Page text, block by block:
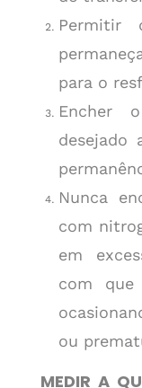
Permitir
para o
Encher
desejado
Nunca
com
em
com que
ou
MEDIR A